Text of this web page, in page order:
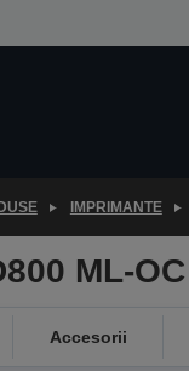
IMPRIMANTE
ML-OC
Accesorii